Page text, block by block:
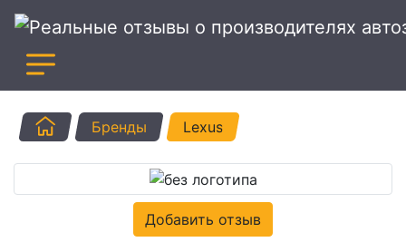
ГлавнаяБренды Lexus
Добавить отзыв